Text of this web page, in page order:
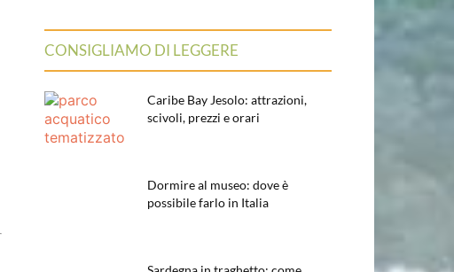
CONSIGLIAMO DI LEGGERE
Caribe Bay Jesolo: attrazioni,
scivoli, prezzi e orari
Dormire al museo: dove è
possibile farlo in Italia